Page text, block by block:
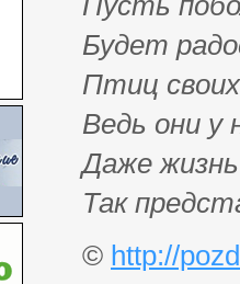
Будет
Птиц
Ведь они у
Даже
Так
© http://